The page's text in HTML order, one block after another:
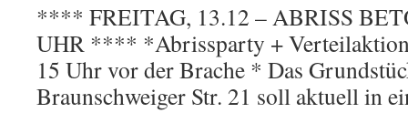
**** FREITAG, 13.12 – ABRISS
UHR **** *Abrissparty +
15 Uhr vor der Brache * Das
Braunschweiger Str. 21 soll aktuell in